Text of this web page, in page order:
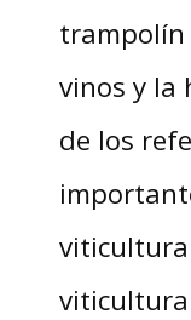
trampolín
vinos y la
de los